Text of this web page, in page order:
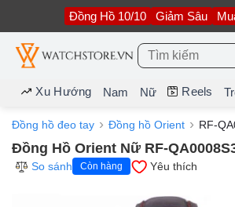
nội
dung
Đồng Hồ 10/10 Giảm Sâu
Tìm
kiếm:
Xu Hướng Nam Nữ Reels
Đồng hồ đeo tay Đồng hồ Orient RF-
Đồng Hồ Orient Nữ RF-
So sánh
Còn hàng Yêu thích